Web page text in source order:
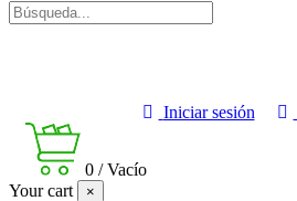
Iniciar sesión
0 /Vacío
Your cart
×